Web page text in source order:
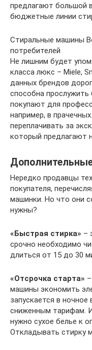
предлагают большой
бюджетные линии
Стиральные машины
потребителей
Не лишним будет
класса люкс – Miele,
данных брендов
способна
покупают для
например, в
переплачивать за
который предлагают
Нередко продавцы
покупателя,
машинки. Но что они
нужны?
«Быстрая стирка» –
срочно необходимо
длиться от 15 до 30
«Отсрочка старта»
машины экономить
запускается в
сниженным тарифам.
нужно сухое белье к
Откладывать стирку